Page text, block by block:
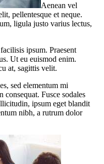
Aenean vel
pellentesque et neque.
ligula justo varius lectus,
ipsum. Praesent
Ut eu euismod enim.
at, sagittis velit.
sed elementum mi
consequat. Fusce sodales
ipsum eget blandit
nibh, a rutrum dolor